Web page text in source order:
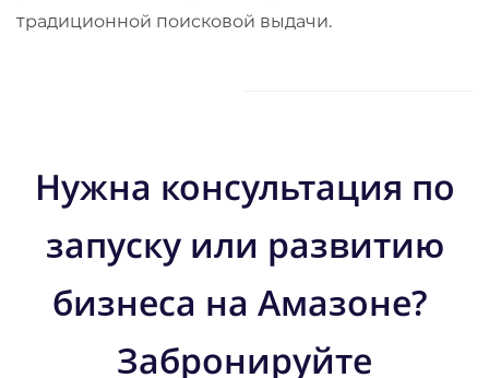
традиционной поисковой выдачи.
Нужна консультация по
запуску или развитию
бизнеса на Амазоне?
Забронируйте